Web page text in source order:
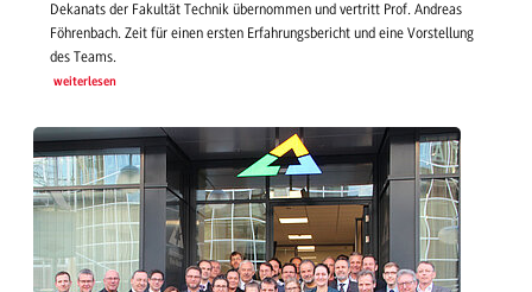
Dekanats der Fakultät Technik übernommen und vertritt Prof. Andreas
Föhrenbach. Zeit für einen ersten Erfahrungsbericht und eine Vorstellung
des Teams.
weiterlesen